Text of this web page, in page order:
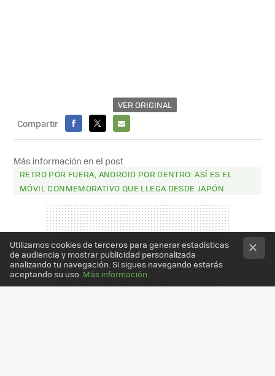
VER ORIGINAL
Compartir
FACEBOOK
X
E-
MAIL
Más información en el post
RETRO POR FUERA, ANDROID POR DENTRO: ASÍ ES EL
MÓVIL CONMEMORATIVO QUE LLEGA DESDE JAPÓN
Utilizamos cookies de terceros para generar estadísticas
de audiencia y mostrar publicidad personalizada
analizando tu navegación. Si sigues navegando estarás
aceptando su uso. Más información